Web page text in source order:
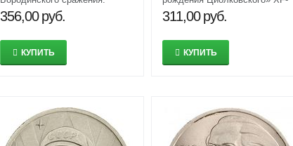
памятник Кутузову» XF-AU
356,00 руб.
КУПИТЬ
AU
311,00 руб.
КУПИТЬ